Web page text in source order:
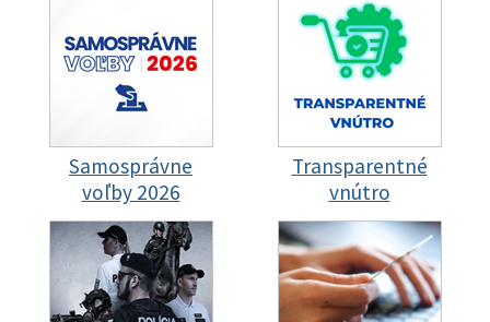
Samosprávne
voľby 2026
Transparentné
vnútro